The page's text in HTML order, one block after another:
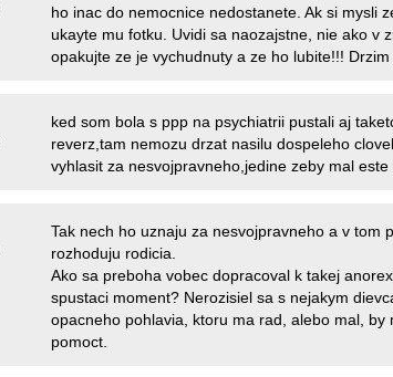
ho inac do nemocnice nedostanete. Ak si mysli
ukayte mu fotku. Uvidi sa naozajstne, nie ako v
opakujte ze je vychudnuty a ze ho lubite!!! Drzim
ked som bola s ppp na psychiatrii pustali aj
reverz,tam nemozu drzat nasilu dospeleho
vyhlasit za nesvojpravneho,jedine zeby mal este
Tak nech ho uznaju za nesvojpravneho a v tom
rozhoduju rodicia.
Ako sa preboha vobec dopracoval k takej
spustaci moment? Nerozisiel sa s nejakym
opacneho pohlavia, ktoru ma rad, alebo mal, by
pomoct.